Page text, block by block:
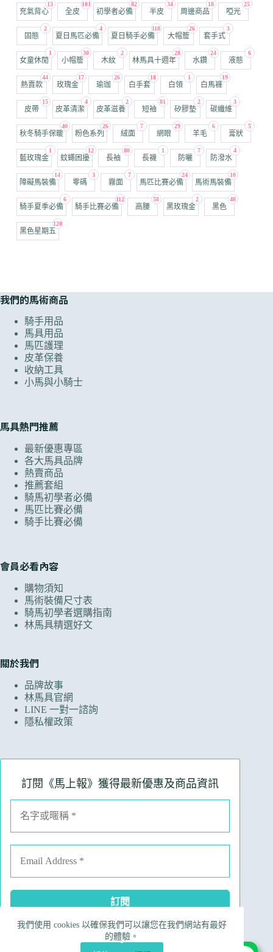
我們使用 cookies 以確保我們可以讓您在我們網站有最好
的體驗。
13
充氣背心
101
全皮
82
初學者必備
34
半皮
18
周邊商品
25
啞光
2
固態
4
夏日馬匹必備
118
夏日騎手必備
26
大帽簷
3
套手式
1
女童休閒
30
小帽簷
2
木紋
28
林馬具十週年
24
水鑽
6
液態
44
熱賣款
17
玫瑰金
26
瑜珈
18
白手套
1
白領
19
白馬褲
15
皮帶
4
皮革清潔
2
皮革滋養
81
短袖
2
矽膠墊
3
碳纖維
40
秋冬騎手保暖
26
粉色系列
7
絨面
29
網眼
6
羊毛
5
膏狀
1
藍玫瑰金
12
蚊蠅困擾
80
長袖
1
長襪
7
防曬
4
防潑水
14
障礙馬裝備
3
零碼
7
霧面
24
馬匹比賽必備
10
馬術馬裝備
6
騎手夏季必備
112
騎手比賽必備
58
高腰
2
黑玫瑰金
48
黑色
120
黑色星期五
我們的馬術商品
騎手用品
馬具用品
馬匹護理
皮革保養
收納工具
小馬與小騎士
馬具熱門推薦
最新優惠專區
各大馬具品牌
熱賣商品
推薦套組
騎馬初學者必備
馬匹比賽必備
騎手比賽必備
會員必看內容
購物須知
馬術裝備尺寸表
騎馬初學者選購指南
林馬具精選好文
關於我們
品牌故事
林馬具官網
LINE 一對一諮詢
隱私權政策
訂閱《馬上報》獲得最新優惠及商品資訊
Facebook Instagram Line
電子郵件
電話號碼